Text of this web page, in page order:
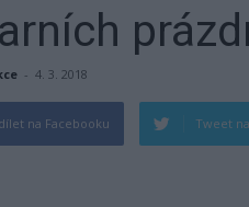
- 4. 3. 2018
na Facebooku Tweet